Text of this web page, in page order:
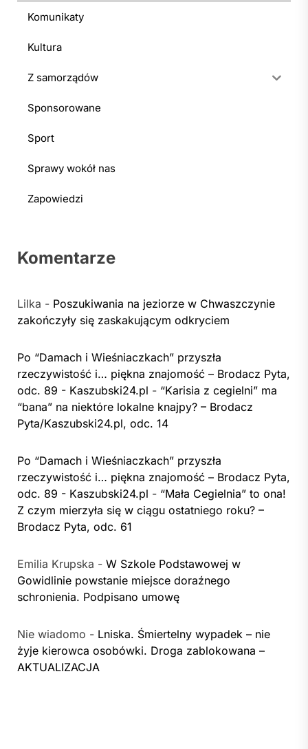
Komunikaty
Kultura
Z samorządów
Sponsorowane
Sport
Sprawy wokół nas
Zapowiedzi
Komentarze
Lilka - Poszukiwania na jeziorze w Chwaszczynie
zakończyły się zaskakującym odkryciem
Po “Damach i Wieśniaczkach” przyszła
rzeczywistość i… piękna znajomość – Brodacz Pyta,
odc. 89 - Kaszubski24.pl - “Karisia z cegielni” ma
“bana” na niektóre lokalne knajpy? – Brodacz
Pyta/Kaszubski24.pl, odc. 14
Po “Damach i Wieśniaczkach” przyszła
rzeczywistość i… piękna znajomość – Brodacz Pyta,
odc. 89 - Kaszubski24.pl - “Mała Cegielnia” to ona!
Z czym mierzyła się w ciągu ostatniego roku? –
Brodacz Pyta, odc. 61
Emilia Krupska - W Szkole Podstawowej w
Gowidlinie powstanie miejsce doraźnego
schronienia. Podpisano umowę
Nie wiadomo - Lniska. Śmiertelny wypadek – nie
żyje kierowca osobówki. Droga zablokowana –
AKTUALIZACJA